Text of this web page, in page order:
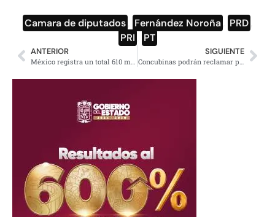
Camara de diputados Fernández Noroña PRD
PRI
PT
ANTERIOR SIGUIENTE